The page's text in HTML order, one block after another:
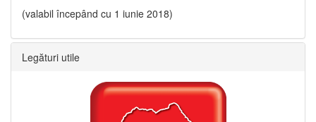
(valabil începând cu 1 iunie 2018)
Legături utile